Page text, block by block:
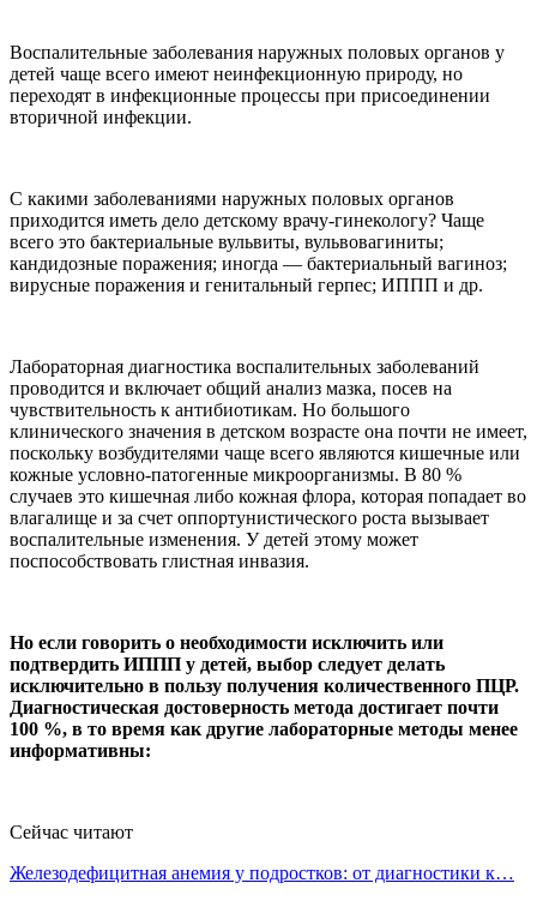
Воспалительные заболевания наружных половых органов у
детей чаще всего имеют неинфекционную природу, но
переходят в инфекционные процессы при присоединении
вторичной инфекции.
С какими заболеваниями наружных половых органов
приходится иметь дело детскому врачу-гинекологу? Чаще
всего это бактериальные вульвиты, вульвовагиниты;
кандидозные поражения; иногда — бактериальный вагиноз;
вирусные поражения и генитальный герпес; ИППП и др.
Лабораторная диагностика воспалительных заболеваний
проводится и включает общий анализ мазка, посев на
чувствительность к антибиотикам. Но большого
клинического значения в детском возрасте она почти не имеет,
поскольку возбудителями чаще всего являются кишечные или
кожные условно-патогенные микроорганизмы. В 80 %
случаев это кишечная либо кожная флора, которая попадает во
влагалище и за счет оппортунистического роста вызывает
воспалительные изменения. У детей этому может
поспособствовать глистная инвазия.
Но если говорить о необходимости исключить или
подтвердить ИППП у детей, выбор следует делать
исключительно в пользу получения количественного ПЦР.
Диагностическая достоверность метода достигает почти
100 %, в то время как другие лабораторные методы менее
информативны:
Сейчас читают
Железодефицитная анемия у подростков: от диагностики к…